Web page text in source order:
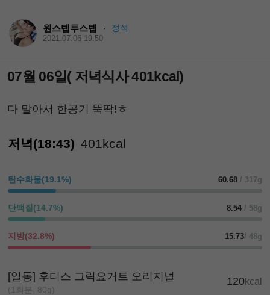
원스텝투스텝 · 정석
2021.07.06 19:50
07월 06일( 저녁식사 401kcal)
다 말아서 한공기 뚝딱!ㅎ
저녁(18:43) 401kcal
탄수화물(19.1%) 60.68 / 317g
단백질(14.7%) 8.54 / 58g
지방(32.8%) 15.73/ 48g
[일동] 후디스 그릭요거트 오리지널
(1회분, 80g)
120kcal